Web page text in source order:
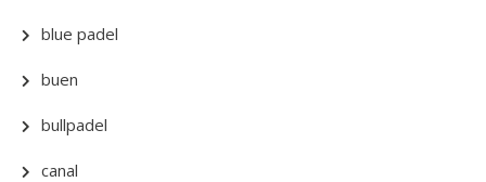
blue padel
buen
bullpadel
canal